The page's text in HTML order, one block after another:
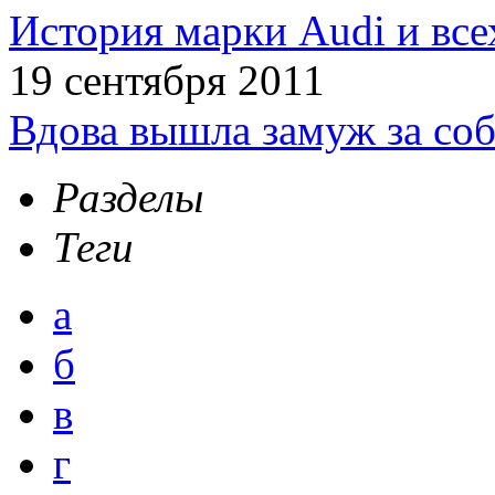
История марки Audi и
19 сентября 2011
Вдова вышла замуж за
Разделы
Теги
а
б
в
г